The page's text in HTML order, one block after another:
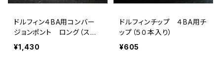
ドルフィン４BA用コンバー
ジョンポント ロング（ステ
ンレス）
¥1,430
ドルフィンチップ ４BA用チ
ップ（５０本入り）
¥605